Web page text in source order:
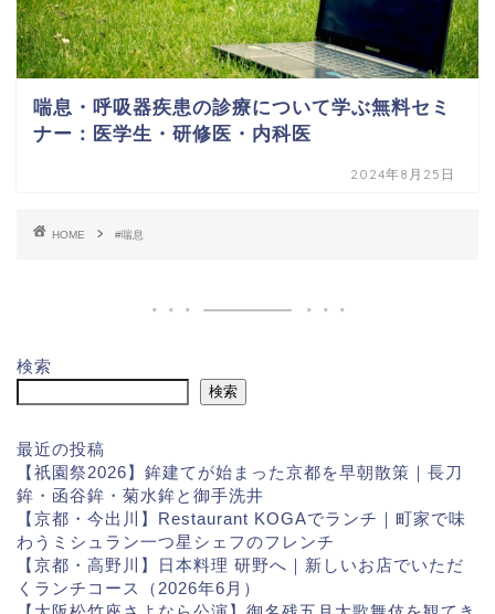
喘息・呼吸器疾患の診療について学ぶ無料セミ
ナー：医学生・研修医・内科医
2024年8月25日
HOME #喘息
検索
検索
最近の投稿
【祇園祭2026】鉾建てが始まった京都を早朝散策｜長刀
鉾・函谷鉾・菊水鉾と御手洗井
【京都・今出川】Restaurant KOGAでランチ｜町家で味
わうミシュラン一つ星シェフのフレンチ
【京都・高野川】日本料理 研野へ｜新しいお店でいただ
くランチコース（2026年6月）